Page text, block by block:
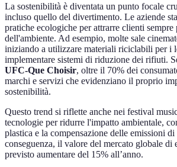
La sostenibilità è diventata un punto focale
incluso quello del divertimento. Le aziende
pratiche ecologiche per attrarre clienti sempre
dell'ambiente. Ad esempio, molte sale
iniziando a utilizzare materiali riciclabili per i
implementare sistemi di riduzione dei rifiuti.
UFC-Que Choisir, oltre il 70% dei
marchi e servizi che evidenziano il proprio
sostenibilità.
Questo trend si riflette anche nei festival
tecnologie per ridurre l'impatto ambientale,
plastica e la compensazione delle emissioni
conseguenza, il valore del mercato globale di
previsto aumentare del 15% all’anno.